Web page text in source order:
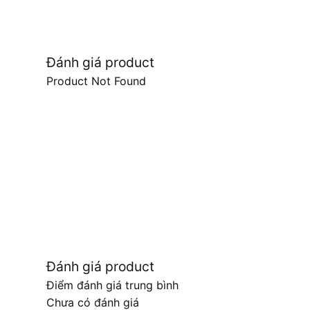
Đánh giá product
Product Not Found
Đánh giá product
Điểm đánh giá trung bình
Chưa có đánh giá